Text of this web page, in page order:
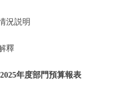
民服務
介服務
説明
釋
年度部門預算報表